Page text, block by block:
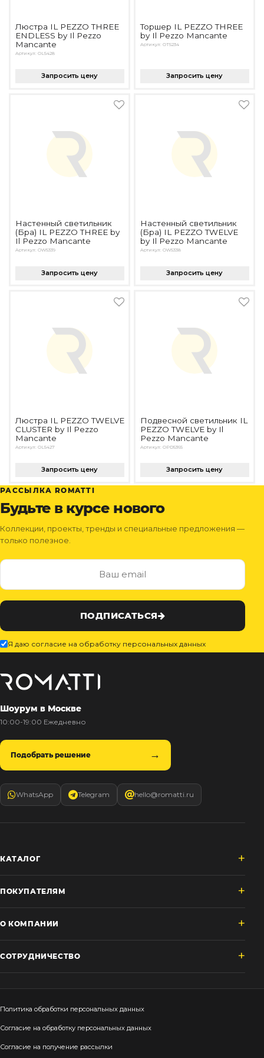
Все категории товаров
Бренды
Реализованные проекты
Люстра IL PEZZO THREE
ENDLESS by Il Pezzo
Mancante
Артикул: OL5428
Запросить цену
Торшер IL PEZZO THREE
by Il Pezzo Mancante
Артикул: OT5234
Запросить цену
Настенный светильник
(Бра) IL PEZZO THREE by
Il Pezzo Mancante
Артикул: OW5339
Запросить цену
Настенный светильник
(Бра) IL PEZZO TWELVE
by Il Pezzo Mancante
Артикул: OW5338
Запросить цену
Люстра IL PEZZO TWELVE
CLUSTER by Il Pezzo
Mancante
Артикул: OL5427
Запросить цену
Подвесной светильник IL
PEZZO TWELVE by Il
Pezzo Mancante
Артикул: OPD5365
Запросить цену
РАССЫЛКА ROMATTI
Будьте в курсе нового
Коллекции, проекты, тренды и специальные предложения —
только полезное.
ПОДПИСАТЬСЯ
Я даю согласие на обработку персональных данных
Шоурум в Москве
10:00-19:00 Ежедневно
Подобрать решение
WhatsApp Telegram hello@romatti.ru
КАТАЛОГ
ПОКУПАТЕЛЯМ
О КОМПАНИИ
СОТРУДНИЧЕСТВО
Политика обработки персональных данных
Согласие на обработку персональных данных
Согласие на получение рассылки